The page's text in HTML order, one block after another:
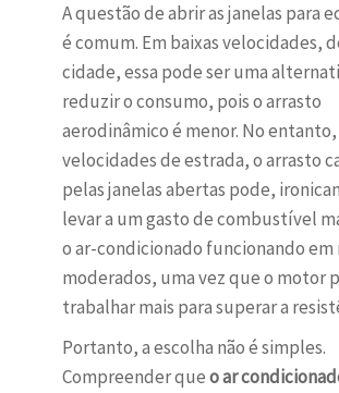
A questão de abrir as janelas para
é comum. Em baixas velocidades,
cidade, essa pode ser uma
reduzir o consumo, pois o arrasto
aerodinâmico é menor. No
velocidades de estrada, o arrasto
pelas janelas abertas pode,
levar a um gasto de combustível
o ar-condicionado funcionando em
moderados, uma vez que o motor
trabalhar mais para superar a
Portanto, a escolha não é simples.
Compreender queo ar